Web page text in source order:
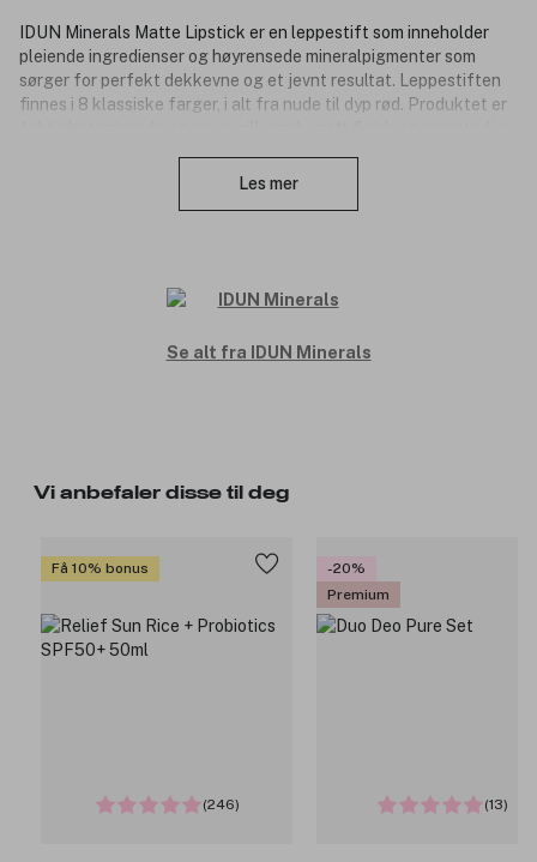
IDUN Minerals Matte Lipstick er en leppestift som inneholder
pleiende ingredienser og høyrensede mineralpigmenter som
sørger for perfekt dekkevne og et jevnt resultat. Leppestiften
finnes i 8 klassiske farger, i alt fra nude til dyp rød. Produktet er
Les mer
Se alt fra IDUN Minerals
Vi anbefaler disse til deg
Få 10% bonus
(246)
-20%
Premium
(13)